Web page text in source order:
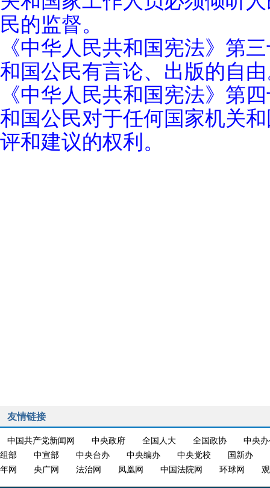
民的监督。
《中华人民共和国宪法》第
和国公民有言论、出版的自
《中华人民共和国宪法》第
和国公民对于任何国家机关
评和建议的权利。
友情链接
中国共产党新闻网 中央政府 全国人大 全国政协
中央
组部
中宣部 中央台办 中央编办 中央党校
国新办
年网
央广网 法治网 凤凰网 中国法院网 环球网